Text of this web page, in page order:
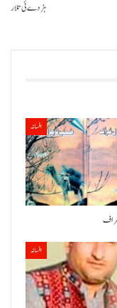
ہڑدے ئی تلار
افسانہ
اف
افسانہ